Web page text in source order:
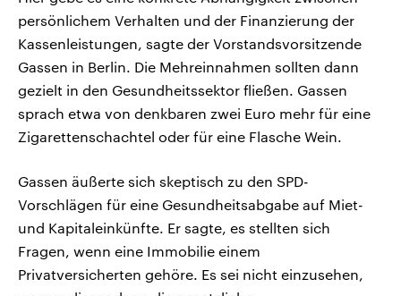
persönlichem Verhalten und der Finanzierung der
Kassenleistungen, sagte der Vorstandsvorsitzende
Gassen in Berlin. Die Mehreinnahmen sollten dann
gezielt in den Gesundheitssektor fließen. Gassen
sprach etwa von denkbaren zwei Euro mehr für eine
Zigarettenschachtel oder für eine Flasche Wein.
Gassen äußerte sich skeptisch zu den SPD-
Vorschlägen für eine Gesundheitsabgabe auf Miet-
und Kapitaleinkünfte. Er sagte, es stellten sich
Fragen, wenn eine Immobilie einem
Privatversicherten gehöre. Es sei nicht einzusehen,